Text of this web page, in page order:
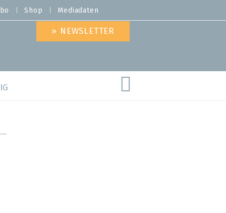
Shop Mediadaten
» NEWSLETTER